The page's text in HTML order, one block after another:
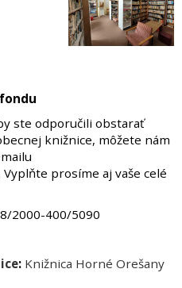
ste odporučili obstarať
knižnice, môžete nám
Vyplňte prosíme aj vaše celé
2000-400/5090
: Knižnica Horné Orešany